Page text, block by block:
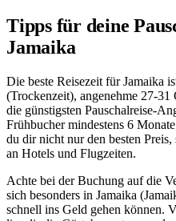
Tipps für deine
Jamaika
Die beste Reisezeit für Jamaika
(Trockenzeit), angenehme 27-
die günstigsten Pauschalreise-
Frühbucher mindestens 6
du dir nicht nur den besten
an Hotels und Flugzeiten.
Achte bei der Buchung auf die
sich besonders in Jamaika
schnell ins Geld gehen können.